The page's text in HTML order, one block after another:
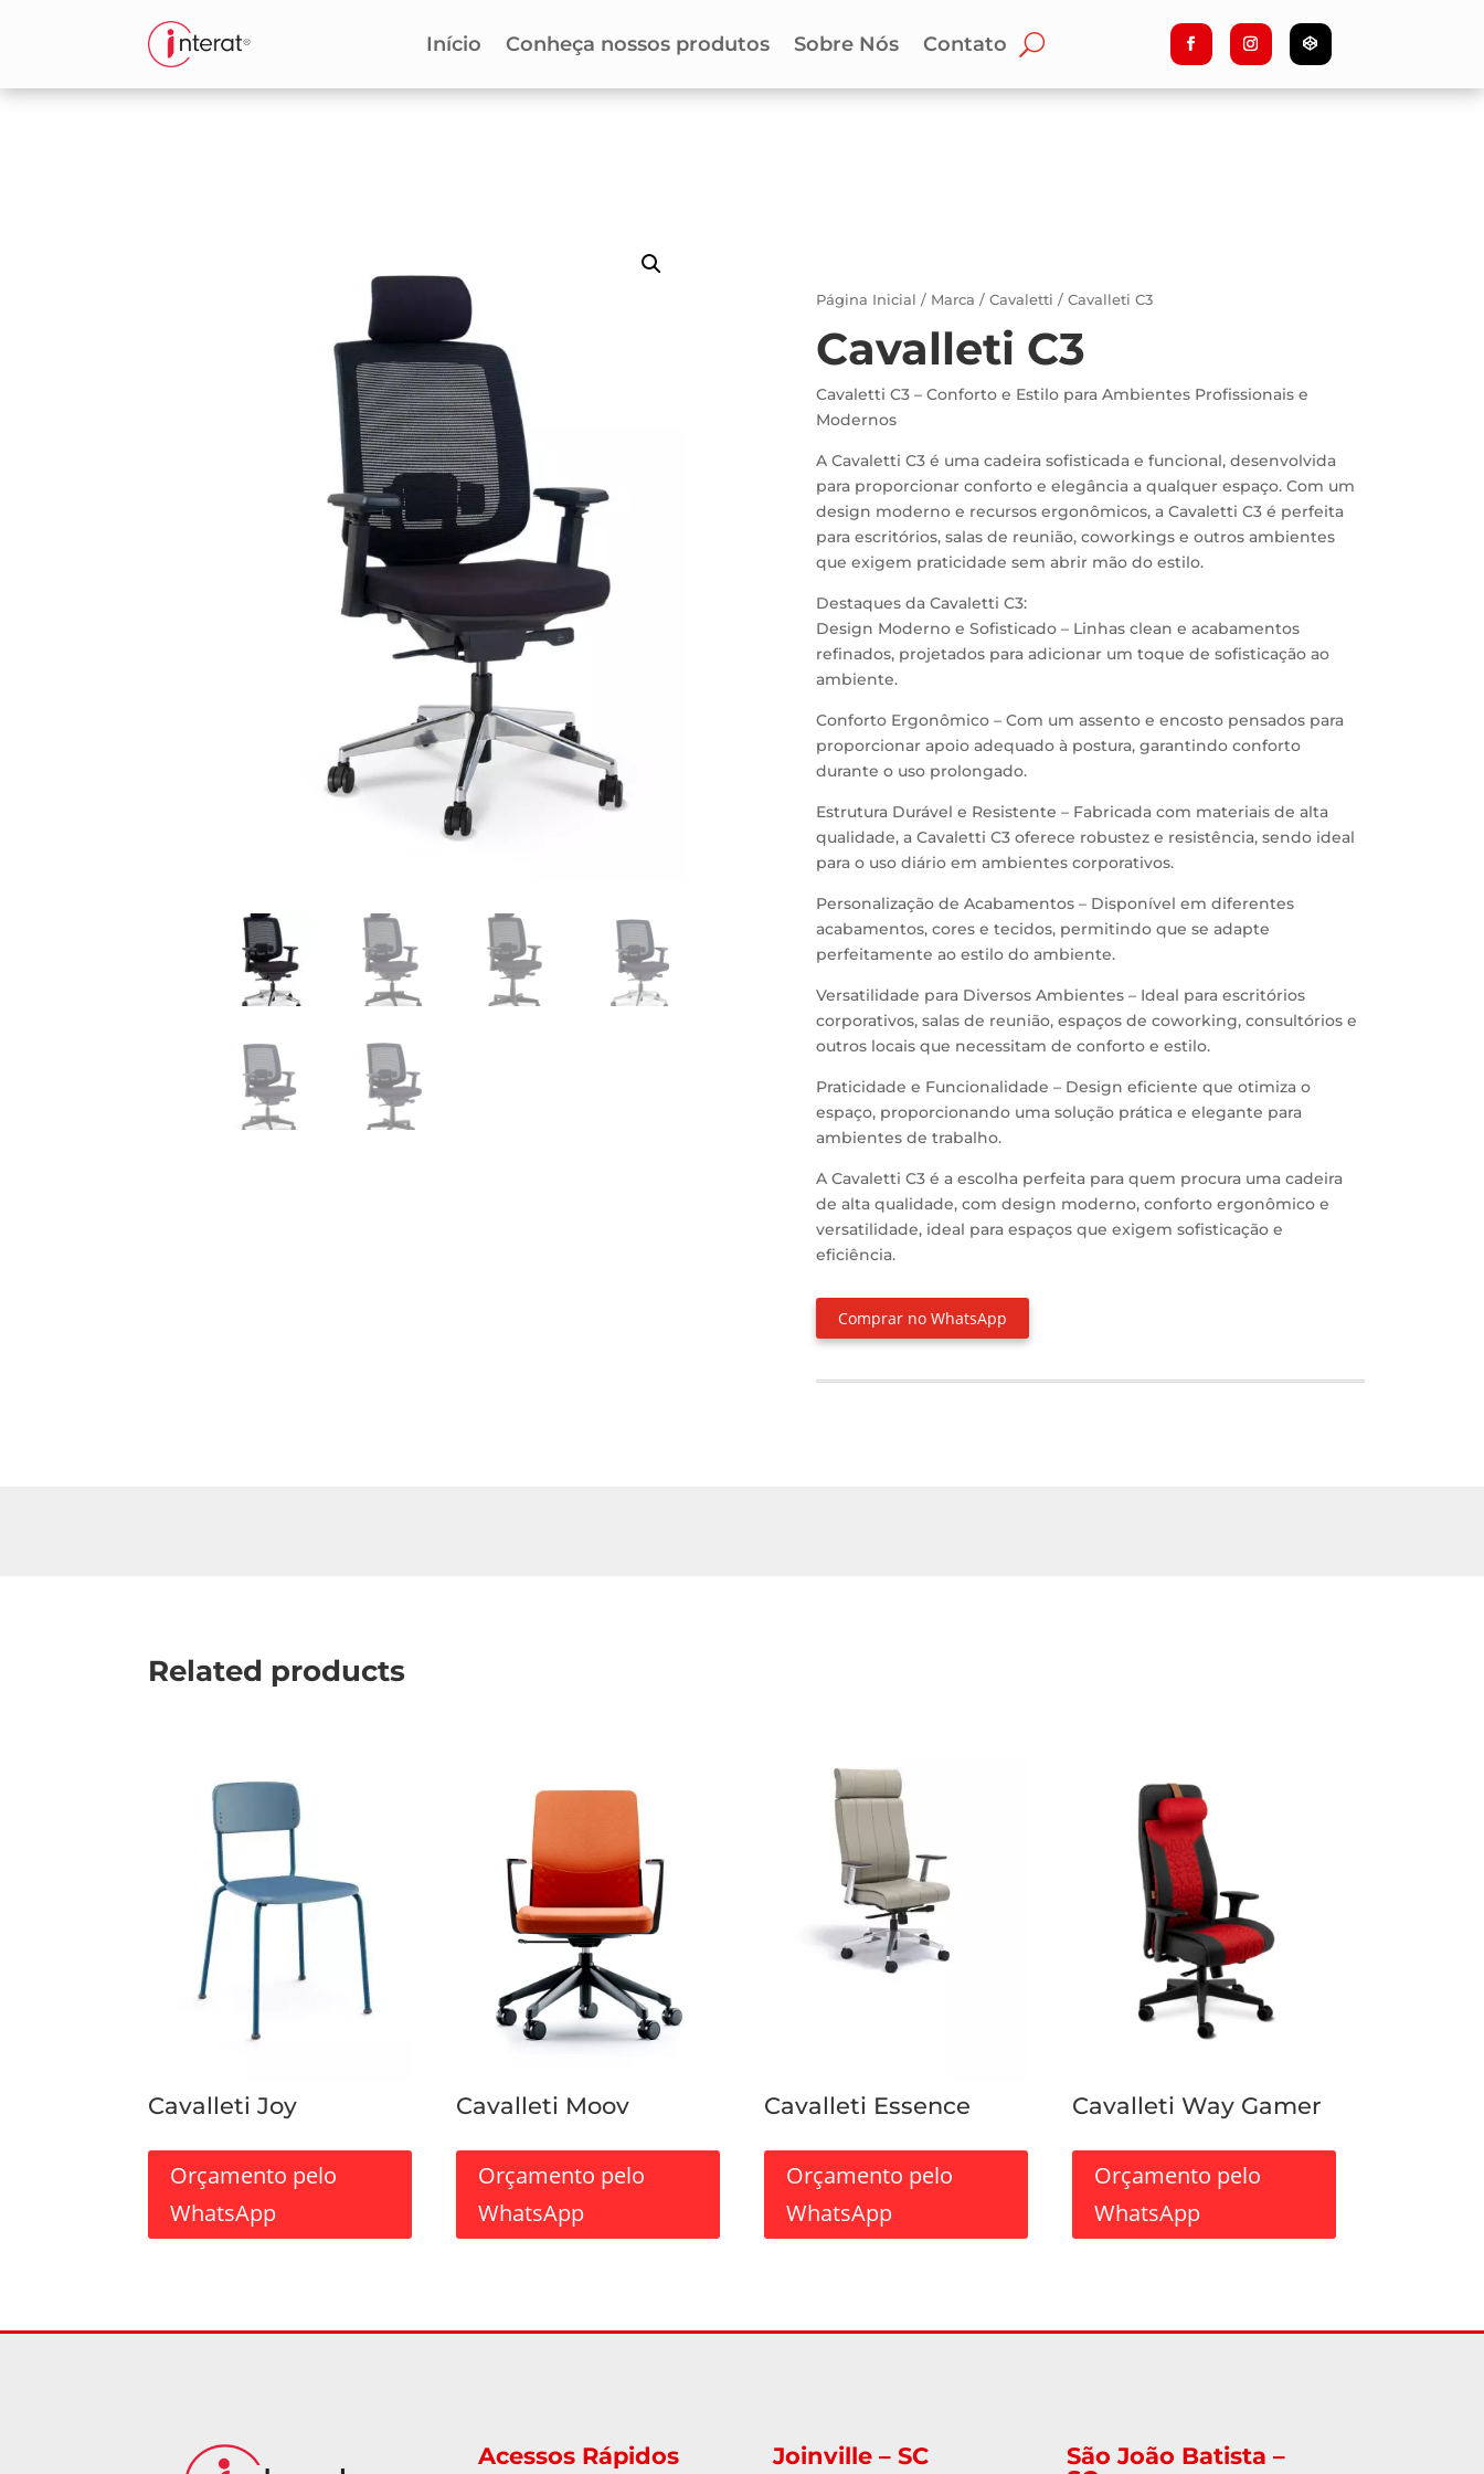
Início Conheça nossos produtos Sobre Nós Contato
Página Inicial / Marca /Cavaletti / Cavalleti C3
Cavalleti C3
Cavaletti C3 – Conforto e Estilo para Ambientes Profissionais e
Modernos
A Cavaletti C3 é uma cadeira sofisticada e funcional, desenvolvida
para proporcionar conforto e elegância a qualquer espaço. Com um
design moderno e recursos ergonômicos, a Cavaletti C3 é perfeita
para escritórios, salas de reunião, coworkings e outros ambientes
que exigem praticidade sem abrir mão do estilo.
Destaques da Cavaletti C3:
Design Moderno e Sofisticado – Linhas clean e acabamentos
refinados, projetados para adicionar um toque de sofisticação ao
ambiente.
Conforto Ergonômico – Com um assento e encosto pensados para
proporcionar apoio adequado à postura, garantindo conforto
durante o uso prolongado.
Estrutura Durável e Resistente – Fabricada com materiais de alta
qualidade, a Cavaletti C3 oferece robustez e resistência, sendo ideal
para o uso diário em ambientes corporativos.
Personalização de Acabamentos – Disponível em diferentes
acabamentos, cores e tecidos, permitindo que se adapte
perfeitamente ao estilo do ambiente.
Versatilidade para Diversos Ambientes – Ideal para escritórios
corporativos, salas de reunião, espaços de coworking, consultórios e
outros locais que necessitam de conforto e estilo.
Praticidade e Funcionalidade – Design eficiente que otimiza o
espaço, proporcionando uma solução prática e elegante para
ambientes de trabalho.
A Cavaletti C3 é a escolha perfeita para quem procura uma cadeira
de alta qualidade, com design moderno, conforto ergonômico e
versatilidade, ideal para espaços que exigem sofisticação e
eficiência.
Comprar no WhatsApp
Related products
Cavalleti Joy
Orçamento pelo
WhatsApp
Cavalleti Moov
Orçamento pelo
WhatsApp
Cavalleti Essence
Orçamento pelo
WhatsApp
Cavalleti Way Gamer
Orçamento pelo
WhatsApp
Acessos Rápidos Joinville – SC
São João Batista –